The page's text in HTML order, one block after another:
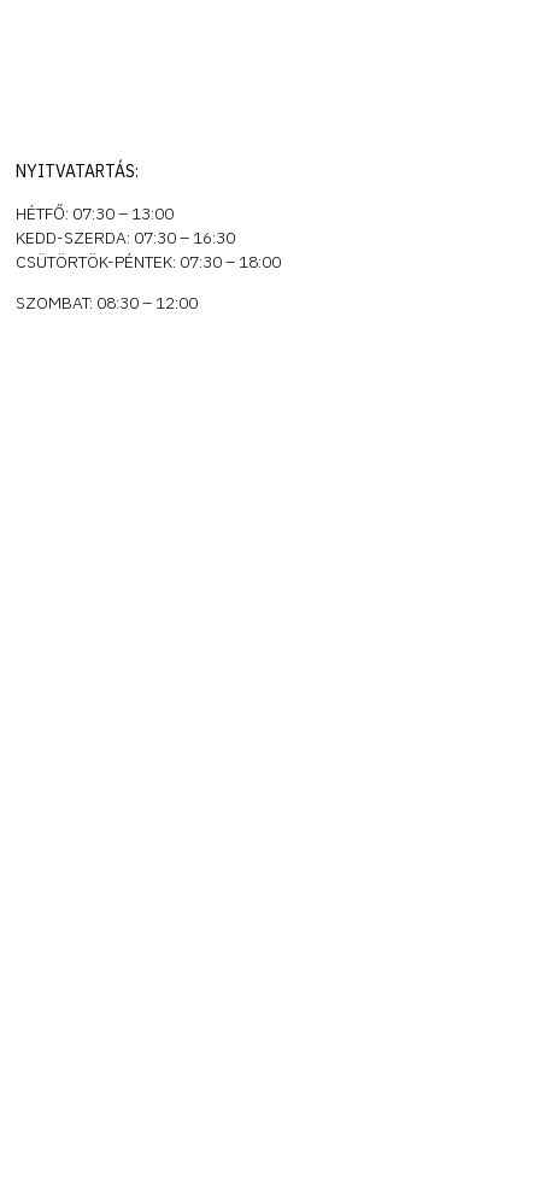
NYITVATARTÁS:
HÉTFŐ: 07:30 – 13:00
KEDD-SZERDA: 07:30 – 16:30
CSÜTÖRTÖK-PÉNTEK: 07:30 – 18:00
SZOMBAT: 08:30 – 12:00